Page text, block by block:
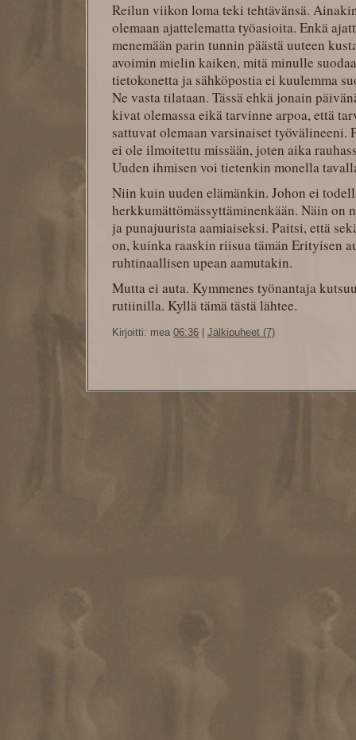
Reilun viikon loma teki tehtävänsä.
olemaan ajattelematta työasioita. Enkä
menemään parin tunnin päästä uuteen
avoimin mielin kaiken, mitä minulle
tietokonetta ja sähköpostia ei kuulemma
Ne vasta tilataan. Tässä ehkä jonain
kivat olemassa eikä tarvinne arpoa, että
sattuvat olemaan varsinaiset työvälineeni.
ei ole ilmoitettu missään, joten aika
Uuden ihmisen voi tietenkin monella
Niin kuin uuden elämänkin. Johon ei
herkkumättömässyttäminenkään. Näin on
ja punajuurista aamiaiseksi. Paitsi, että
on, kuinka raaskin riisua tämän Erityisen
ruhtinaallisen upean aamutakin.
Mutta ei auta. Kymmenes työnantaja
rutiinilla. Kyllä tämä tästä lähtee.
Kirjoitti: mea 06:36 Jälkipuheet (7)